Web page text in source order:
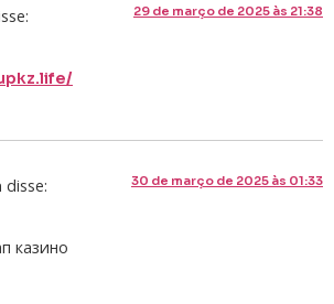
29 de março de 2025 às 21:38
disse: 30 de março de 2025 às 01:33
казино